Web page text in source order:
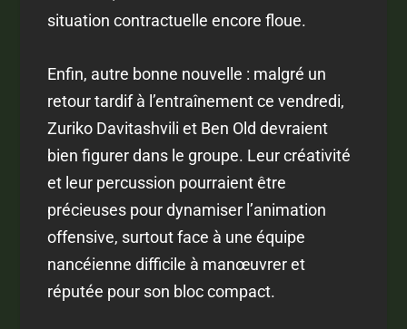
situation contractuelle encore floue.
Enfin, autre bonne nouvelle : malgré un
retour tardif à l’entraînement ce vendredi,
Zuriko Davitashvili et Ben Old devraient
bien figurer dans le groupe. Leur créativité
et leur percussion pourraient être
précieuses pour dynamiser l’animation
offensive, surtout face à une équipe
nancéienne difficile à manœuvrer et
réputée pour son bloc compact.